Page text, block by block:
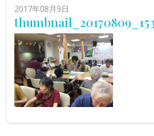
2017年08月9日